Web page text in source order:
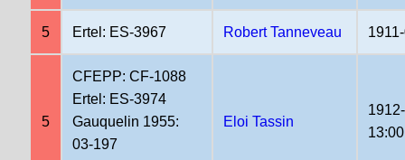
5 Ertel: ES-3967 Robert Tanneveau
5
CFEPP: CF-1088
Ertel: ES-3974
Gauquelin 1955:
03-197
Eloi Tassin
13:00